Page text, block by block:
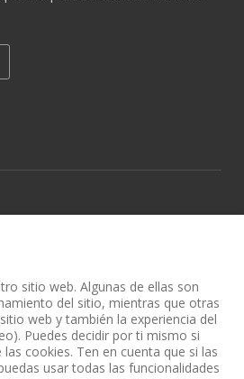
sitio web. Algunas de ellas son
del sitio, mientras que otras
web y también la experiencia del
Puedes decidir por ti mismo si
cookies. Ten en cuenta que si las
usar todas las funcionalidades